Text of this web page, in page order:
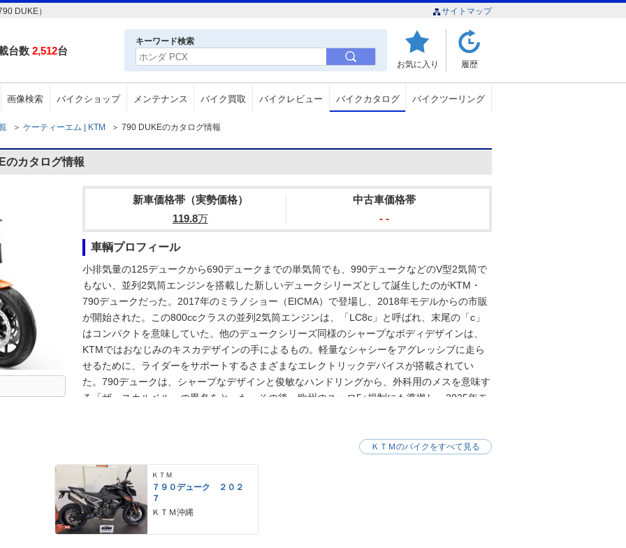
DUKE） サイトマップ
台数 2,512台
キーワード検索
お気に入り 履歴
画像検索 バイクショップ メンテナンス バイク買取 バイクレビュー バイクカタログ バイクツーリング
＞ ケーティーエム | KTM ＞ 790 DUKEのカタログ情報
のカタログ情報
新車価格帯（実勢価格）
119.8万
中古車価格帯
- -
車輌プロフィール
小排気量の125デュークから690デュークまでの単気筒でも、990デュークなどのV型2気筒で
もない、並列2気筒エンジンを搭載した新しいデュークシリーズとして誕生したのがKTM・
790デュークだった。2017年のミラノショー（EICMA）で登場し、2018年モデルからの市販
が開始された。この800ccクラスの並列2気筒エンジンは、「LC8c」と呼ばれ、末尾の「c」
はコンパクトを意味していた。他のデュークシリーズ同様のシャープなボディデザインは、
KTMではおなじみのキスカデザインの手によるもの。軽量なシャシーをアグレッシブに走ら
せるために、ライダーをサポートするさまざまなエレクトリックデバイスが搭載されてい
た。790デュークは、シャープなデザインと俊敏なハンドリングから、外科用のメスを意味す
る「ザ・スカルベル」の異名をとった。その後、欧州のユーロ5+規制にも準拠し、2025年モ
モデルの990デューク（2024年モデル）と同じ、特徴的なヘッドライトユニットを採用し
フットペグ位置の変更により、ライディングポジションが再設計され、ブレーキ、サスペン
ションも一新された。※欧州市場では、エンジン出力を下げたA2ライセンス対応車もライン
ナップされた。
ＫＴＭ
７９０デューク ２０２
７
ＫＴＭ沖縄
ＫＴＭのバイクをすべて見る